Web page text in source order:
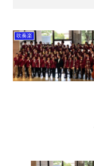
吹奏楽